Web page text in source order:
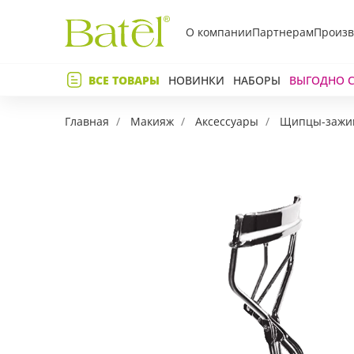
О компанииПартнерамТелефон
ВСЕ ТОВАРЫ НОВИНКИ НАБОРЫ ВЫГОДНО
Главная Макияж Аксессуары Щипцы-